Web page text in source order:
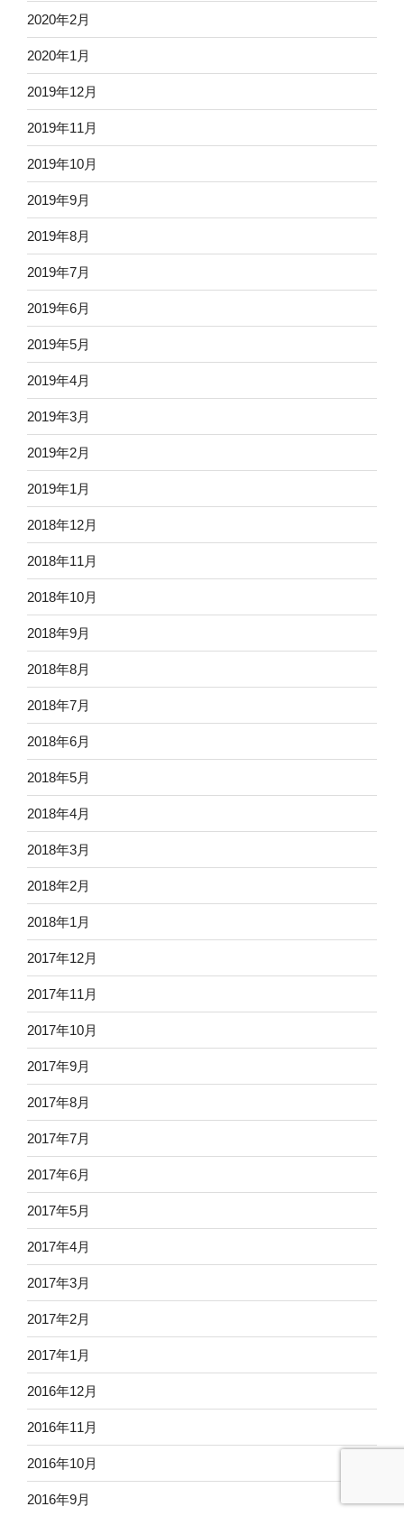
2020年2月
2020年1月
2019年12月
2019年11月
2019年10月
2019年9月
2019年8月
2019年7月
2019年6月
2019年5月
2019年4月
2019年3月
2019年2月
2019年1月
2018年12月
2018年11月
2018年10月
2018年9月
2018年8月
2018年7月
2018年6月
2018年5月
2018年4月
2018年3月
2018年2月
2018年1月
2017年12月
2017年11月
2017年10月
2017年9月
2017年8月
2017年7月
2017年6月
2017年5月
2017年4月
2017年3月
2017年2月
2017年1月
2016年12月
2016年11月
2016年10月
2016年9月